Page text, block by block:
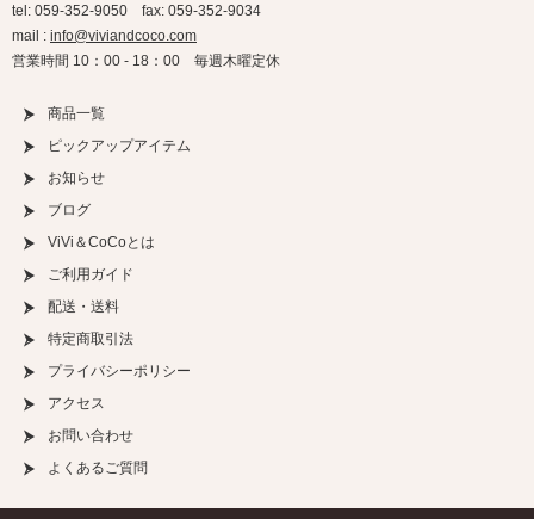
tel: 059-352-9050 fax: 059-352-9034
mail : info@viviandcoco.com
営業時間 10：00 - 18：00 毎週木曜定休
商品一覧
ピックアップアイテム
お知らせ
ブログ
ViVi＆CoCoとは
ご利用ガイド
配送・送料
特定商取引法
プライバシーポリシー
アクセス
お問い合わせ
よくあるご質問